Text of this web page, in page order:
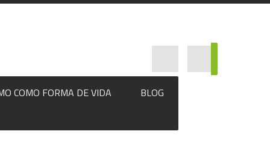
COMO FORMA DE VIDA BLOG